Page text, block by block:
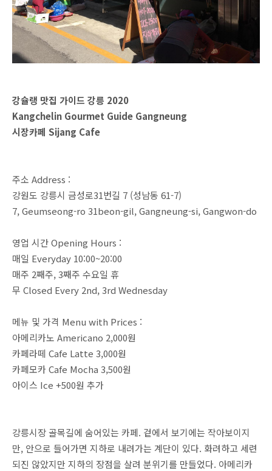
강슐랭 맛집 가이드 강릉 2020
Kangchelin Gourmet Guide Gangneung
시장카페 Sijang Cafe
주소 Address :
강원도 강릉시 금성로31번길 7 (성남동 61-7)
7, Geumseong-ro 31beon-gil, Gangneung-si, Gangwon-do
영업 시간 Opening Hours :
매일 Everyday 10:00~20:00
매주 2째주, 3째주 수요일 휴
무 Closed Every 2nd, 3rd Wednesday
메뉴 및 가격 Menu with Prices :
아메리카노 Americano 2,000원
카페라떼 Cafe Latte 3,000원
카페모카 Cafe Mocha 3,500원
아이스 Ice +500원 추가
강릉시장 골목길에 숨어있는 카페. 겉에서 보기에는 작아보이지
만, 안으로 들어가면 지하로 내려가는 계단이 있다. 화려하고 세련
되진 않았지만 지하의 장점을 살려 분위기를 만들었다. 아메리카